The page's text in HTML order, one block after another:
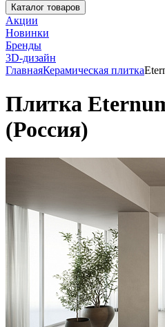
Каталог товаров
Акции
Новинки
Бренды
3D-дизайн
ГлавнаяКерамическая плитка
Плитка
(Россия)